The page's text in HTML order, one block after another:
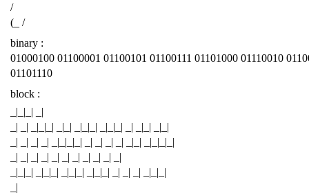
/
(_ /
binary :
01000100 01100001 01100101 01100111 01101000 01110010
01101110
block :
_|_|_| _|
_| _| _|_|_| _|_| _|_|_| _|_|_| _| _|_| _|_|
_| _| _| _| _|_|_|_| _| _| _| _| _|_| _|_|_|_|
_| _| _| _| _| _| _| _| _| _| _|
_|_|_| _|_|_| _|_|_| _|_|_| _| _| _| _|_|_|
_|